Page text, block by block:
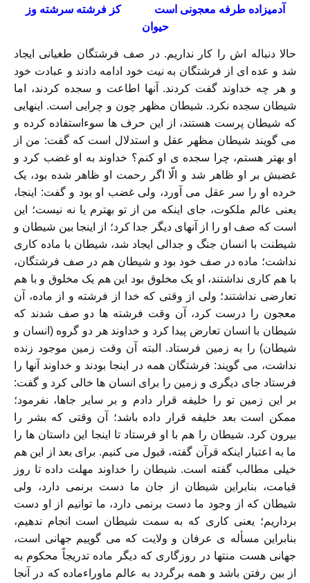
آدمیزاده طرفه معجونی است کز فرشته سرشته وز
حیوان
حالا دنباله اش را کار نداریم. در صف فرشتگان طغیانی ایجاد
شد و عده ای از فرشتگان به نیت خود ادامه دادند و عبادت خود
و هر چه خداوند گفت کردند. آنها اطاعت و سجده کردند، اما
شیطان سجده نکرد. شیطان مظهر چون و چرایی است. اینهایی
که شیطان پرست هستند، از این حرف ها سوءاستفاده کرده و
می گویند شیطان مظهر عقل و استدلال است که گفت: من از
او بهتر هستم، چرا سجده ی او کنم؟ خداوند به او غضب کرد و
غضبش بر او ظاهر شد و الّا اگر رحمت او ظاهر شده بود، یک
خرده او را سر عقل می آورد، ولی غضب او بود و گفت: اینجا،
یعنی عالم ملکوت، جای اینکه من از تو بهترم یا نه نیست؛ این
است که صف او را از آنهای دیگر جدا کرد؛ از اینجا بین شیطان و
شیطنت با انسان جنگ و جدالی ایجاد شد، شیطان با ماده کاری
نداشت؛ ماده در صف خود بود و شیطان هم در صف فرشتگان،
با هم کاری نداشتند، او یک مخلوق بود این هم یک مخلوق و با هم
تعارضی نداشتند؛ ولی از وقتی که خدا از فرشته و از ماده، آن
معجون را درست کرد، آن وقت فرشته ها دو صف شدند که
شیطان با انسان تعارض پیدا کرد و خداوند هر دو گروه (انسان و
شیطان) را به زمین فرستاد. البته آن وقت زمین موجود زنده
نداشت، می گویند: فرشتگان همه در اینجا بودند و خداوند آنها را
فرستاد جای دیگری و زمین را برای انسان ها خالی کرد و گفت:
بر این زمین تو را خلیفه قرار دادم و بر سایر جاها، نفرمود؛
ممکن است بعد خلیفه قرار داده باشد؛ آن وقتی که بشر را
بیرون کرد. شیطان را هم با او فرستاد تا اینجا این داستان ها را
ما به اعتبار اینکه قرآن گفته، قبول می کنیم. برای بعد از این هم
خیلی مطالب گفته است. شیطان را خداوند مهلت داده تا روز
قیامت، بنابراین شيطان از جان ما دست برنمی دارد، ولی
شیطان که از وجود ما دست برنمی دارد، ما توانیم از او دست
برداریم؛ یعنی کاری که به سمت شیطان است انجام ندهیم،
بنابراین مسأله ی عرفان و ولايت که می گوییم جهانی است،
جهانی هست منتها در روزگاری که دیگر ماده تدريجاً محکوم به
از بین رفتن باشد و همه برگردد به عالم ماوراءماده که در آنجا